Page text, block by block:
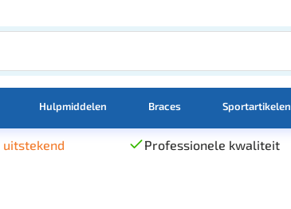
Hulpmiddelen Braces Sportartikelen
uitstekend Professionele kwaliteit